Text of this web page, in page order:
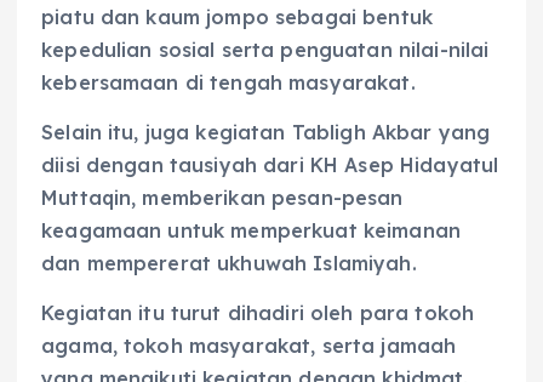
piatu dan kaum jompo sebagai bentuk
kepedulian sosial serta penguatan nilai-nilai
kebersamaan di tengah masyarakat.
Selain itu, juga kegiatan Tabligh Akbar yang
diisi dengan tausiyah dari KH Asep Hidayatul
Muttaqin, memberikan pesan-pesan
keagamaan untuk memperkuat keimanan
dan mempererat ukhuwah Islamiyah.
Kegiatan itu turut dihadiri oleh para tokoh
agama, tokoh masyarakat, serta jamaah